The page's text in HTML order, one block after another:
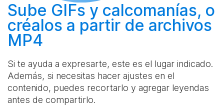
Sube GIFs y calcomanías, o
créalos a partir de archivos
MP4
Si te ayuda a expresarte, este es el lugar indicado.
Además, si necesitas hacer ajustes en el
contenido, puedes recortarlo y agregar leyendas
antes de compartirlo.